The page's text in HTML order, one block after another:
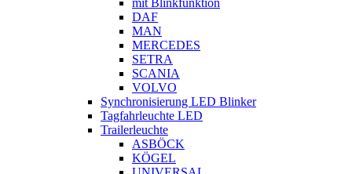
mit Blinkfunktion
DAF
MAN
MERCEDES
SETRA
SCANIA
VOLVO
Synchronisierung LED Blinker
Tagfahrleuchte LED
Trailerleuchte
ASBÖCK
KÖGEL